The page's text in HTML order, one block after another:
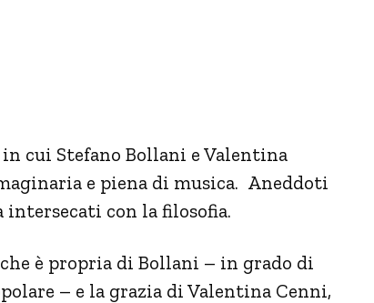
in cui Stefano Bollani e Valentina
e piena di musica. Aneddoti
con la filosofia.
è propria di Bollani – in grado di
– e la grazia di Valentina Cenni,